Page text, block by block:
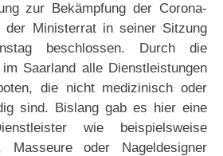
zur Bekämpfung der Corona-
der Ministerrat in seiner Sitzung
beschlossen. Durch die
Saarland alle Dienstleistungen
die nicht medizinisch oder
sind. Bislang gab es hier eine
wie beispielsweise
Masseure oder Nageldesigner